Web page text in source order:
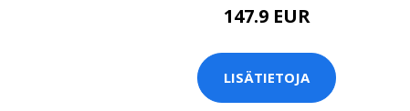
147.9 EUR
LISÄTIETOJA